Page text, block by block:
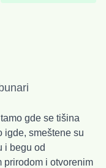
gde se tišina
igde, smeštene su
i begu od
prirodom i otvorenim